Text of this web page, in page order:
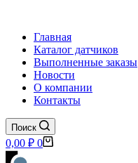
Главная
Каталог датчиков
Выполненные заказы
Новости
О компании
Контакты
Поиск
Корзина
0,00 ₽ 0